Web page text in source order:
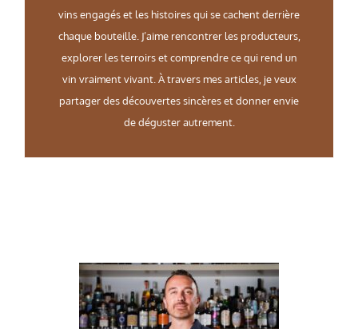
vins engagés et les histoires qui se cachent derrière
chaque bouteille. J’aime rencontrer les producteurs,
explorer les terroirs et comprendre ce qui rend un
vin vraiment vivant. À travers mes articles, je veux
partager des découvertes sincères et donner envie
de déguster autrement.